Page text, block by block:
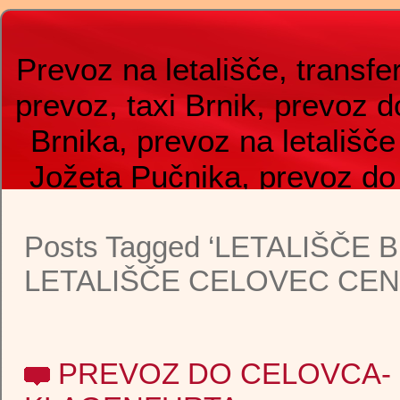
Prevoz na letališče,
prevoz, taxi Brnik, prevoz
Brnika, prevoz na letališče
Jožeta Pučnika, prevoz do
taxi do letališča, prevozi
brnik, prevoz do Ronkija,
Zagreba, taxi do letališča,
kombi prevoz na letališče,
Posts Tagged ‘LETALIŠČE
LETALIŠČE CELOVEC
PREVOZ DO